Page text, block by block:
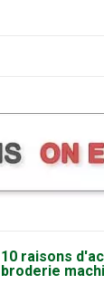
10 raisons
broderie